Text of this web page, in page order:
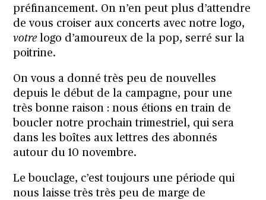
préfinancement. On n’en peut plus d’attendre
de vous croiser aux concerts avec notre logo,
votrelogo d’amoureux de la pop, serré sur la
poitrine.
On vous a donné très peu de nouvelles
depuis le début de la campagne, pour une
très bonne raison : nous étions en train de
boucler notre prochain trimestriel, qui sera
dans les boîtes aux lettres des abonnés
autour du 10 novembre.
Le bouclage, c’est toujours une période qui
nous laisse très très peu de marge de